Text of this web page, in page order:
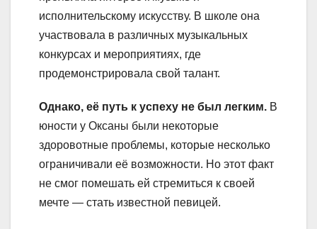
исполнительскому искусству. В школе она
участвовала в различных музыкальных
конкурсах и мероприятиях, где
продемонстрировала свой талант.
Однако, её путь к успеху не был легким. В
юности у Оксаны были некоторые
здоровотные проблемы, которые несколько
ограничивали её возможности. Но этот факт
не смог помешать ей стремиться к своей
мечте — стать известной певицей.